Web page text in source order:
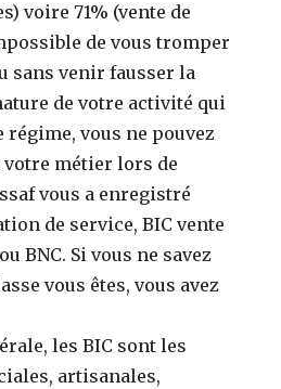
voire 71% (vente de
de vous tromper
sans venir fausser la
de votre activité qui
vous ne pouvez
métier lors de
vous a enregistré
de service, BIC vente
BNC. Si vous ne savez
vous êtes, vous avez
les BIC sont les
artisanales,